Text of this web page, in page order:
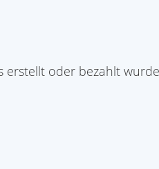
erstellt oder bezahlt